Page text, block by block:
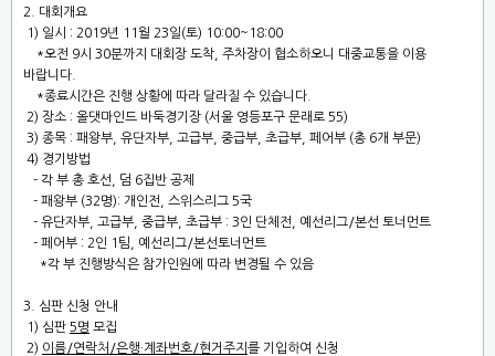
2. 대회개요
1) 일시 : 2019년 11 월 23일(토) 10:00~18:00
*오전 9시 30분까지 대회장 도착, 주차장이 협소하오니 대중교통을 이용
바랍니다.
*종료시간은 진행 상황에 따라 달라질 수 있습니다.
2) 장소 : 올댓마인드 바둑경기장 (서울 영등포구 문래로 55)
3) 종목 : 패왕부, 유단자부 , 고급부, 중급부, 초급부, 페어부 (총 6개 부문)
4) 경기방법
- 각 부 총 호선 덤 6집반 공제
- 패왕부 (32명): 개인전, 스위스리그 5국
- 유단자부, 고급부, 중급부, 초급부 : 3인 단체전, 예선리그/본선 토너먼트
- 페어부 : 2인 1팀, 예선리그/본선토너먼트
*각 부 진행방식은 참가인원에 따라 변경될 수 있음
3. 심판 신청 안내
1) 심판 5명 모집
2) 이름/연락처 /은행·계좌번호/현거주지 를 기입하여 신청